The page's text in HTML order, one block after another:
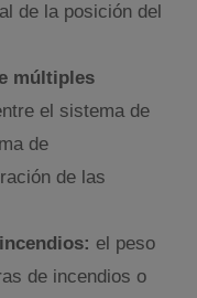
de la posición del
múltiples
el sistema de
de
de las
el peso
de incendios o